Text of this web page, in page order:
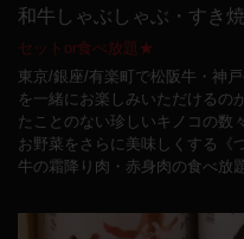
和牛しゃぶしゃぶ・すき
セットor食べ放題★
東京/銀座/有楽町で松阪牛・神
を一緒にお楽しみいただけるの
たことのない珍しいキノコの数
お野菜をさらに美味しくする
牛の霜降り肉・赤身肉の食べ放